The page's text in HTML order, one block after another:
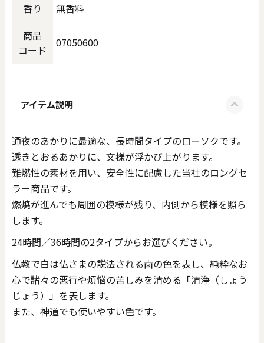
香り
無香料
商品
コード
07050600
アイテム説明
通夜のあかりに最適な、長時間タイプのローソクです。
透きとおるあかりに、文様が浮かび上がります。
難燃性の素材を用い、安全性に配慮した当社のロングセ
ラー商品です。
燃焼が進んでも周囲の模様が残り、内側から模様を照ら
します。
24時間／36時間の2タイプからお選びください。
仏教で白は仏さまの説法される歯の色を表し、純粋なお
心で諸々の悪行や煩悩の苦しみを清める「清浄（しょう
じょう）」を表します。
また、神道でも使いやすい色です。